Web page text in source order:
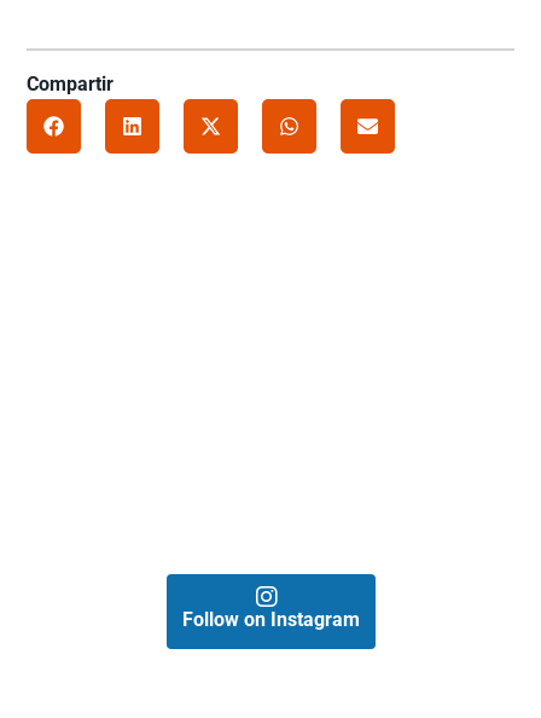
Compartir
Follow on Instagram